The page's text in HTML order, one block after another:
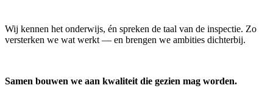
Wij kennen het onderwijs, én spreken de taal van de inspectie. Zo
versterken we wat werkt — en brengen we ambities dichterbij.
Samen bouwen we aan kwaliteit die gezien mag worden.